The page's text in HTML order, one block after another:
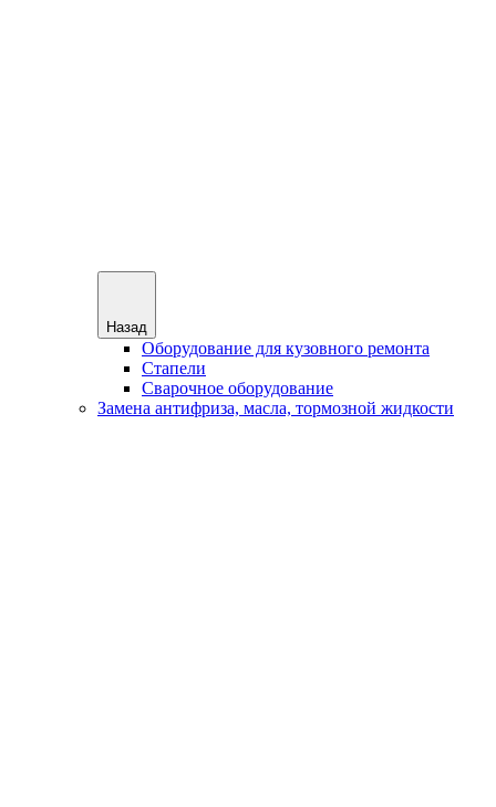
Назад
Оборудование для кузовного ремонта
Стапели
Сварочное оборудование
Замена антифриза, масла, тормозной жидкости